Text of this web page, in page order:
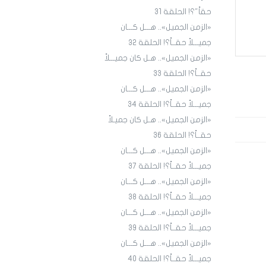
حقاً"؟! الحلقة 31
«الزمن الجميل».. هـــل كـــان
جميـــلاً حقــاً؟! الحلقة ٣٢
«الزمن الجميل».. هـل كان جميـــلاً
حقــاً؟! الحلقة 33
«الزمن الجميل».. هـــل كـــان
جميـــلاً حقــاً؟! الحلقة 34
«الزمن الجميل».. هـل كان جميـلاً
حقــاً؟! الحلقة 36
«الزمن الجميل».. هـــل كـــان
جميـــلاً حقــاً؟! الحلقة 3٧
«الزمن الجميل».. هـــل كـــان
جميـــلاً حقــاً؟! الحلقة 38
«الزمن الجميل».. هـــل كـــان
جميـــلاً حقــاً؟! الحلقة 39
«الزمن الجميل».. هـــل كـــان
جميـــلاً حقــاً؟! الحلقة 40